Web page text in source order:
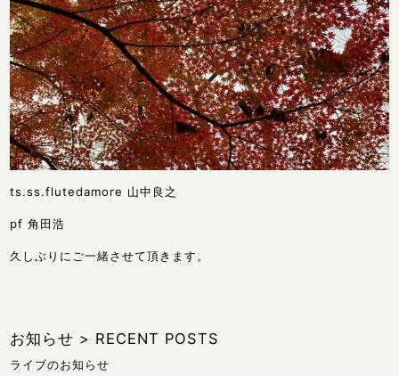
ts.ss.flutedamore 山中良之
pf 角田浩
久しぶりにご一緒させて頂きます。
お知らせ > RECENT POSTS
ライブのお知らせ